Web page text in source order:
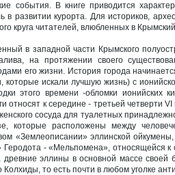
события. В книге приводится
развитии курорта. Для историков,
круга читателей, влюбленных в
в западной части Крымского
на протяжении своего
его жизни. История города
искали лучшую жизнь) с
этого времени -обломки ионийских
к середине - третьей четверти
сосуда для туалетных
которые расположены между
«Землеописании» эллинской
Геродота - «Мельпомена», относящейся к
древние эллины в основной массе
то есть почти в любом уголке